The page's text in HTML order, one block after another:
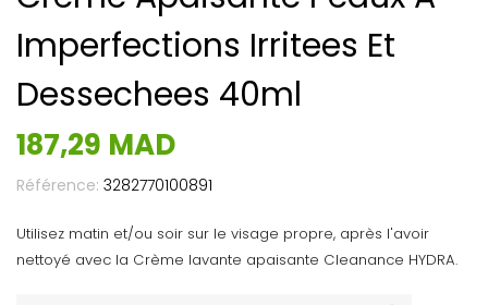
Imperfections Irritees Et
Dessechees 40ml
187,29 MAD
Référence: 3282770100891
Utilisez matin et/ou soir sur le visage propre, après l'avoir
nettoyé avec la Crème lavante apaisante Cleanance HYDRA.